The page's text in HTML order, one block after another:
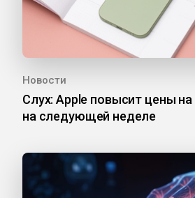
Новости
Слух: Apple повысит цены на
на следующей неделе